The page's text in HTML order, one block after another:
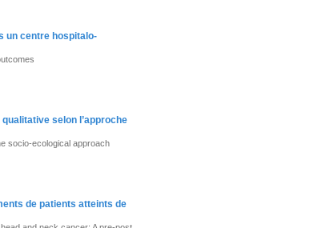
un centre hospitalo-
selon l’approche
socio-ecological approach
de patients atteints de